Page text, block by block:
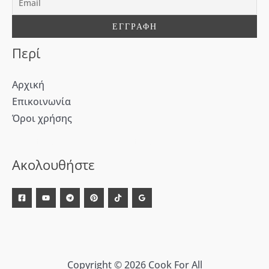
α
Περί
Αρχική
Επικοινωνία
Όροι χρήσης
Ακολουθήστε
Copyright © 2026 Cook For All